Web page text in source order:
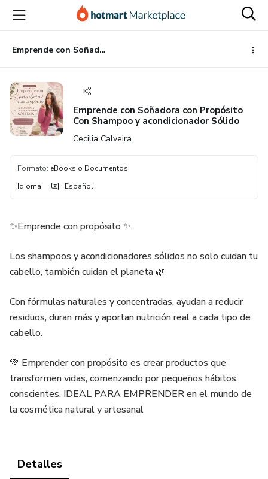
principal
página
de
página
Emprende con Soñadora con Propósito Con Shampoo y acondicionador Sólido
Emprende con Soñadora con Propósito
Con Shampoo y acondicionador Sólido
Cecilia Calveira
Formato: eBooks o Documentos
Idioma: Español
✨Emprende con propósito ✨
Los shampoos y acondicionadores sólidos no solo cuidan tu
cabello, también cuidan el planeta 🌿
Con fórmulas naturales y concentradas, ayudan a reducir
residuos, duran más y aportan nutrición real a cada tipo de
cabello.
💚 Emprender con propósito es crear productos que
transformen vidas, comenzando por pequeños hábitos
conscientes. IDEAL PARA EMPRENDER en el mundo de
la cosmética natural y artesanal
Detalles